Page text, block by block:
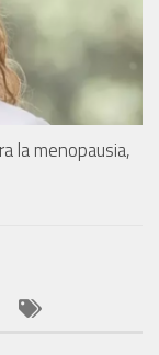
la menopausia,